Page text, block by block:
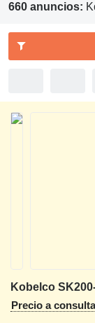
660 anuncios:
Kobelco
Precio a